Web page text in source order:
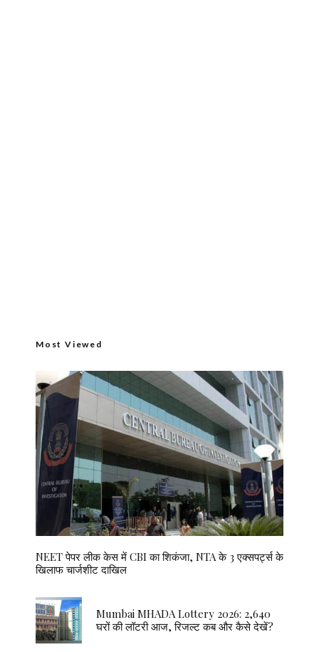
Most Viewed
NEET पेपर लीक केस में CBI का शिकंजा, NTA के 3 एक्सपर्ट्स के
खिलाफ चार्जशीट दाखिल
Mumbai MHADA Lottery 2026: 2,640
घरों की लॉटरी आज, रिजल्ट कब और कैसे देखें?